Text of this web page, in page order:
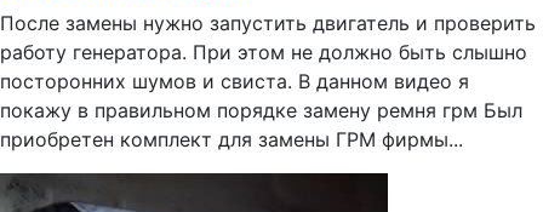
После замены нужно запустить двигатель и проверить
работу генератора. При этом не должно быть слышно
посторонних шумов и свиста. В данном видео я
покажу в правильном порядке замену ремня грм Был
приобретен комплект для замены ГРМ фирмы...